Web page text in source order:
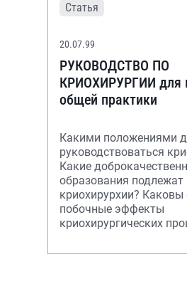
Статья
20.07.99
РУКОВОДСТВО ПО
КРИОХИРУРГИИ для
общей практики
Какими положениями
руководствоваться
Какие
образования подлежат
криохирурхии? Каковы основные
побочные эффекты
криохирургических
криохирургии в общей